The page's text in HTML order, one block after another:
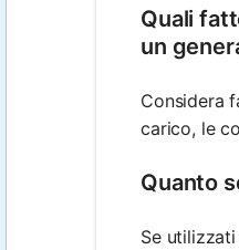
Quali
un
Considera
carico, le
Quanto
Se